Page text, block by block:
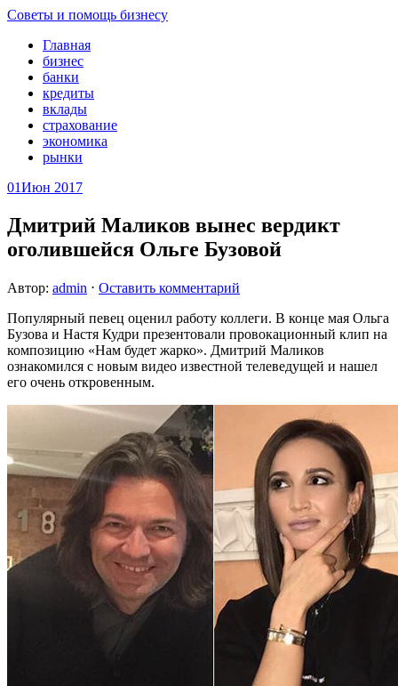
Советы и помощь бизнесу
Главная
бизнес
банки
кредиты
вклады
страхование
экономика
рынки
01Июн 2017
Дмитрий Маликов вынес вердикт
оголившейся Ольге Бузовой
Автор: admin ⋅ Оставить комментарий
Популярный певец оценил работу коллеги. В конце мая Ольга
Бузова и Настя Кудри презентовали провокационный клип на
композицию «Нам будет жарко». Дмитрий Маликов
ознакомился с новым видео известной телеведущей и нашел
его очень откровенным.